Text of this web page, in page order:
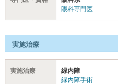
眼科専門医
実施治療
実施治療
緑内障
緑内障手術